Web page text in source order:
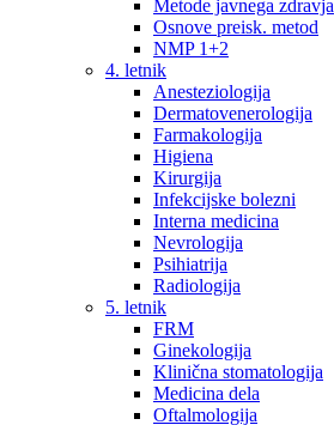
Metode javnega zdravja
Osnove preisk. metod
NMP 1+2
4. letnik
Anesteziologija
Dermatovenerologija
Farmakologija
Higiena
Kirurgija
Infekcijske bolezni
Interna medicina
Nevrologija
Psihiatrija
Radiologija
5. letnik
FRM
Ginekologija
Klinična stomatologija
Medicina dela
Oftalmologija